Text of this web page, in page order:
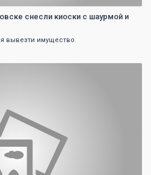
снесли киоски с шаурмой и
вывезти имущество.